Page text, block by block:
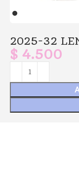
2025-32
$ 4.500